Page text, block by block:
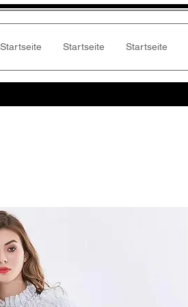
Startseite Startseite Startseite